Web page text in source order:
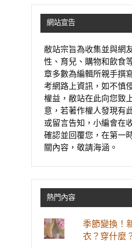
網站宣告
敝站宗旨為收集並與網
性、育兒、購物和飲食
章多數為編輯所親手撰
考網路上資訊，如不慎
權益，敝站在此向您致
意，若著作權人發現有
或留言告知，小編會在
確認並回覆您，在第一
關內容，敬請海涵。
熱門內容
季節變換！
衣？穿什麼